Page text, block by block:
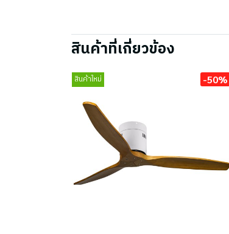
สินค้าที่เกี่ยวข้อง
สินค้าใหม่ -50%